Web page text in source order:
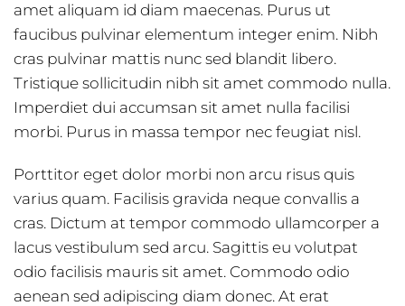
amet aliquam id diam maecenas. Purus ut
faucibus pulvinar elementum integer enim. Nibh
cras pulvinar mattis nunc sed blandit libero.
Tristique sollicitudin nibh sit amet commodo nulla.
Imperdiet dui accumsan sit amet nulla facilisi
morbi. Purus in massa tempor nec feugiat nisl.
Porttitor eget dolor morbi non arcu risus quis
varius quam. Facilisis gravida neque convallis a
cras. Dictum at tempor commodo ullamcorper a
lacus vestibulum sed arcu. Sagittis eu volutpat
odio facilisis mauris sit amet. Commodo odio
aenean sed adipiscing diam donec. At erat